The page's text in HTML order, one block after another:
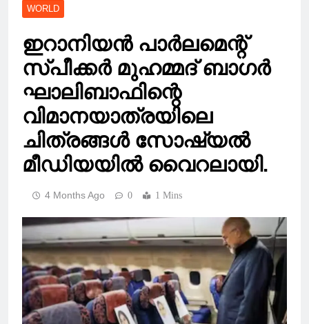
WORLD
ഇറാനിയൻ പാർലമെന്റ്
സ്പീക്കർ മുഹമ്മദ് ബാഗർ
ഘാലിബാഫിന്റെ
വിമാനയാത്രയിലെ
ചിത്രങ്ങൾ സോഷ്യൽ
മീഡിയയിൽ വൈറലായി.
4 Months Ago 0 1 Mins